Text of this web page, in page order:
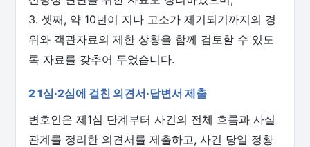
3. 셋째, 약 10년이 지나 고소가 제기되기까지의 경
위와 객관자료의 제한 상황을 함께 검토할 수 있도
록 자료를 갖추어 두었습니다.
2 1심·2심에 걸친 의견서·답변서 제출
변호인은 제1심 단계부터 사건의 전체 흐름과 사실
관계를 정리한 의견서를 제출하고, 사건 당일 정황